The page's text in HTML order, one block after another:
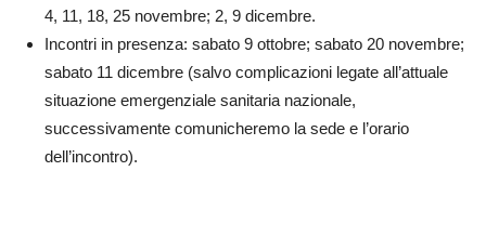
4, 11, 18, 25 novembre; 2, 9 dicembre.
Incontri in presenza: sabato 9 ottobre; sabato 20 novembre;
sabato 11 dicembre (salvo complicazioni legate all’attuale
situazione emergenziale sanitaria nazionale,
successivamente comunicheremo la sede e l’orario
dell’incontro).